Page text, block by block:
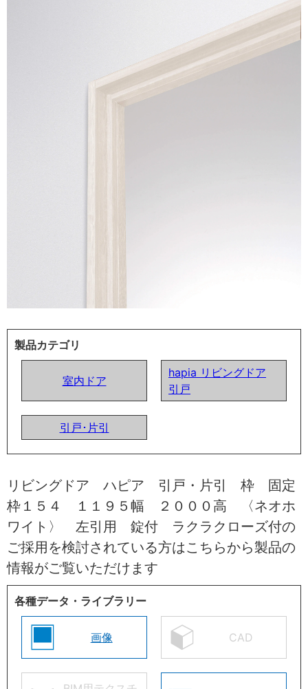
製品カテゴリ
室内ドア
hapia リビングドア
引戸
引戸･片引
リビングドア ハピア 引戸・片引 枠 固定
枠１５４ １１９５幅 ２０００高 〈ネオホ
ワイト〉 左引用 錠付 ラクラクローズ付の
ご採用を検討されている方はこちらから製品の
情報がご覧いただけます
各種データ・ライブラリー
画像 CAD